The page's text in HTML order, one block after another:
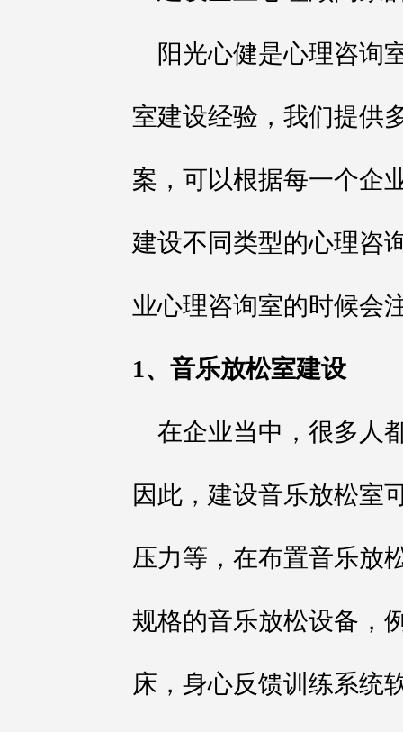
阳光心健是心理咨询
室建设经验，我们提供
案，可以根据每一个企
建设不同类型的心理咨
业心理咨询室的时候会
1、音乐放松室建设
在企业当中，很多人
因此，建设音乐放松室
压力等，在布置音乐放
规格的音乐放松设备，
床，身心反馈训练系统